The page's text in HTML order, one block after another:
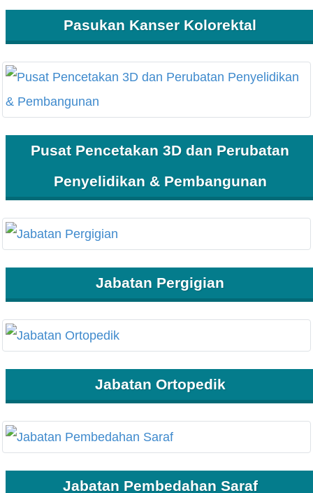
Pasukan Kanser Kolorektal
Pusat Pencetakan 3D dan Perubatan
Penyelidikan & Pembangunan
Jabatan Pergigian
Jabatan Ortopedik
Jabatan Pembedahan Saraf